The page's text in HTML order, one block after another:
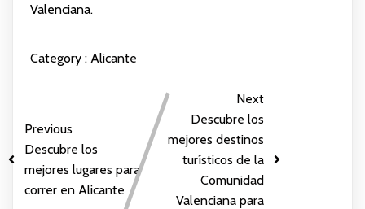
Valenciana.
Category : Alicante
Previous
Descubre los
mejores lugares para
correr en Alicante
Next
Descubre los
mejores destinos
turísticos de la
Comunidad
Valenciana para